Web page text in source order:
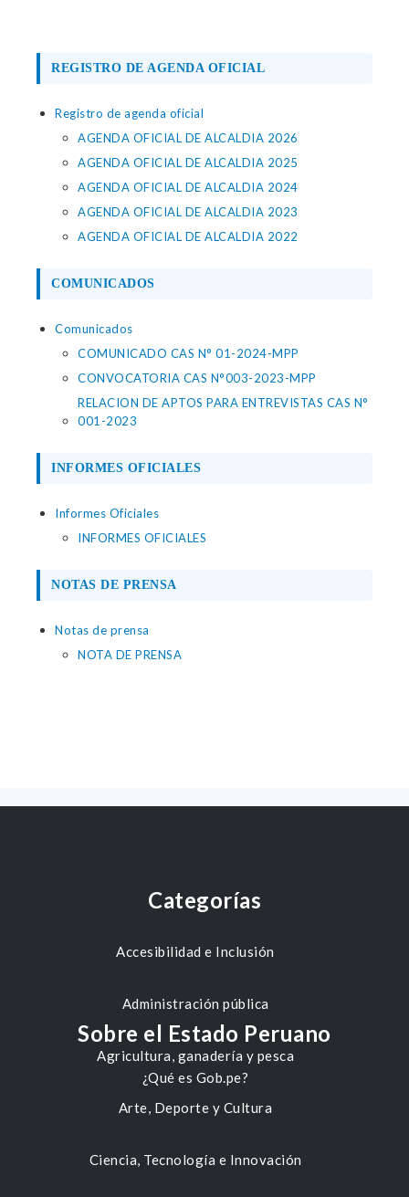
REGISTRO DE AGENDA OFICIAL
Registro de agenda oficial
AGENDA OFICIAL DE ALCALDIA 2026
AGENDA OFICIAL DE ALCALDIA 2025
AGENDA OFICIAL DE ALCALDIA 2024
AGENDA OFICIAL DE ALCALDIA 2023
AGENDA OFICIAL DE ALCALDIA 2022
COMUNICADOS
Comunicados
COMUNICADO CAS N° 01-2024-MPP
CONVOCATORIA CAS N°003-2023-MPP
RELACION DE APTOS PARA ENTREVISTAS CAS N°
001-2023
INFORMES OFICIALES
Informes Oficiales
INFORMES OFICIALES
NOTAS DE PRENSA
Notas de prensa
NOTA DE PRENSA
Categorías
Accesibilidad e Inclusión
Administración pública
Agricultura, ganadería y pesca
Arte, Deporte y Cultura
Ciencia, Tecnología e Innovación
Sobre el Estado Peruano
¿Qué es Gob.pe?